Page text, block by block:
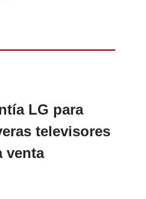
LG para
televisores
venta